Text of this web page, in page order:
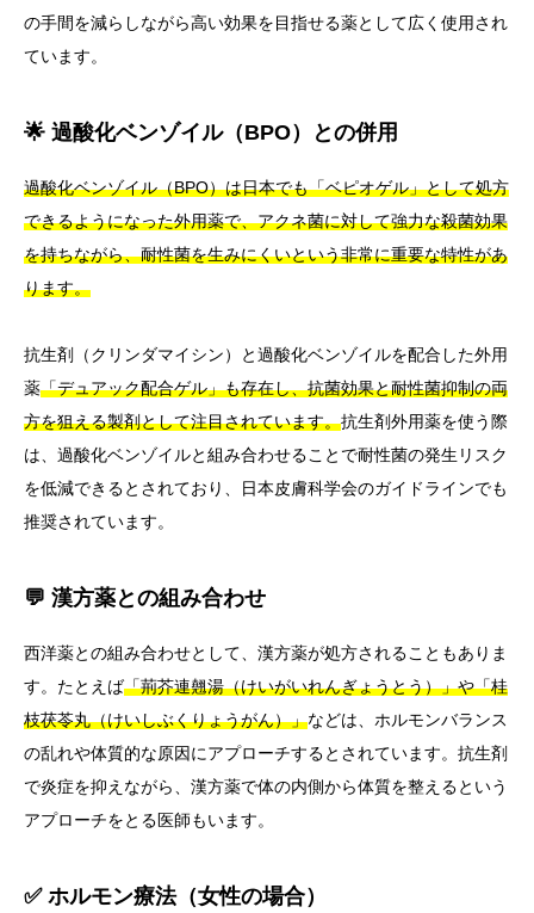
の手間を減らしながら高い効果を目指せる薬として広く使用され
ています。
🌟 過酸化ベンゾイル（BPO）との併用
過酸化ベンゾイル（BPO）は日本でも「ベピオゲル」として処方
できるようになった外用薬で、アクネ菌に対して強力な殺菌効果
を持ちながら、耐性菌を生みにくいという非常に重要な特性があ
ります。
抗生剤（クリンダマイシン）と過酸化ベンゾイルを配合した外用
薬「デュアック配合ゲル」も存在し、抗菌効果と耐性菌抑制の両
方を狙える製剤として注目されています。抗生剤外用薬を使う際
は、過酸化ベンゾイルと組み合わせることで耐性菌の発生リスク
を低減できるとされており、日本皮膚科学会のガイドラインでも
推奨されています。
💬 漢方薬との組み合わせ
西洋薬との組み合わせとして、漢方薬が処方されることもありま
す。たとえば「荊芥連翹湯（けいがいれんぎょうとう）」や「桂
枝茯苓丸（けいしぶくりょうがん）」などは、ホルモンバランス
の乱れや体質的な原因にアプローチするとされています。抗生剤
で炎症を抑えながら、漢方薬で体の内側から体質を整えるという
アプローチをとる医師もいます。
✅ ホルモン療法（女性の場合）